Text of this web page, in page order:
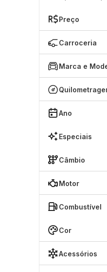
Preço
Carroceria
Marca e
Ano
Especiais
Câmbio
Motor
Combustível
Cor
Acessórios